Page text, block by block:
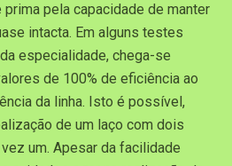
pela capacidade de manter
intacta. Em alguns testes
especialidade, chega-se
de 100% de eficiência ao
da linha. Isto é possível,
de um laço com dois
um. Apesar da facilidade